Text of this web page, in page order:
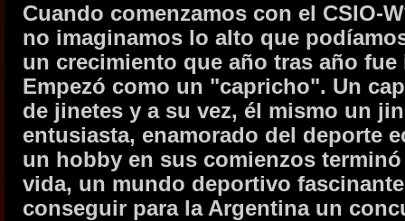
Cuando comenzamos con el CSIO-
no imaginamos lo alto que
un crecimiento que año tras año
Empezó como un "capricho". Un
de jinetes y a su vez, él mismo un
entusiasta, enamorado del deporte
un hobby en sus comienzos
vida, un mundo deportivo
conseguir para la Argentina un